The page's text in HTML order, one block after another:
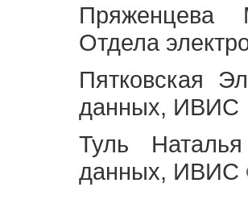
Пряженцева
Отдела
Пятковская
данных, ИВИС
Туль
данных, ИВИС